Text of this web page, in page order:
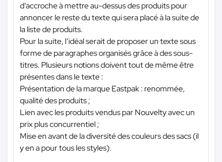
d’accroche à mettre au-dessus des produits pour
annoncer le reste du texte qui sera placé à la suite de
la liste de produits.
Pour la suite, l’idéal serait de proposer un texte sous
forme de paragraphes organisés grâce à des sous-
titres. Plusieurs notions doivent tout de même être
présentes dans le texte :
Présentation de la marque Eastpak : renommée,
qualité des produits ;
Lien avec les produits vendus par Nouvelty avec un
prix plus concurrentiel ;
Mise en avant de la diversité des couleurs des sacs (il
y en a pour tous les styles).